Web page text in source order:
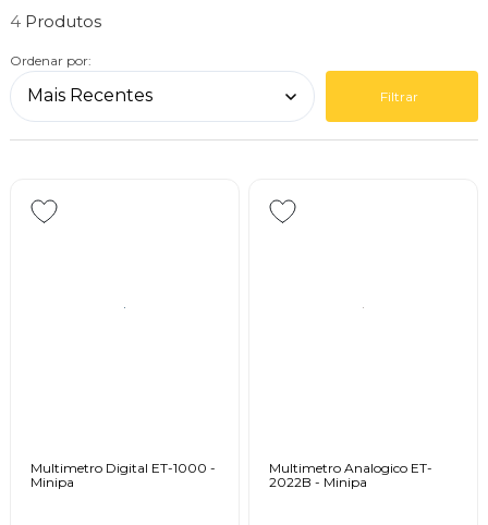
4
Ordenar por:
Filtrar
Multimetro Digital ET-1000 -
Minipa
Multimetro Analogico ET-
2022B - Minipa